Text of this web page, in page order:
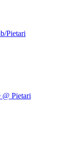
Pietari
@ Pietari